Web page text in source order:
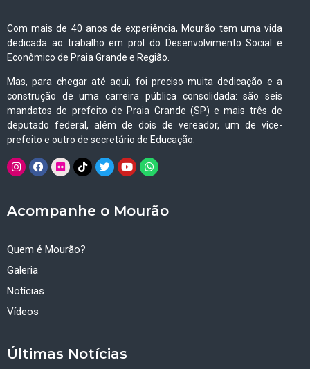
Com mais de 40 anos de experiência, Mourão tem uma vida
dedicada ao trabalho em prol do Desenvolvimento Social e
Econômico de Praia Grande e Região.
Mas, para chegar até aqui, foi preciso muita dedicação e a
construção de uma carreira pública consolidada: são seis
mandatos de prefeito de Praia Grande (SP) e mais três de
deputado federal, além de dois de vereador, um de vice-
prefeito e outro de secretário de Educação.
Acompanhe o Mourão
Quem é Mourão?
Galeria
Notícias
Vídeos
Últimas Notícias